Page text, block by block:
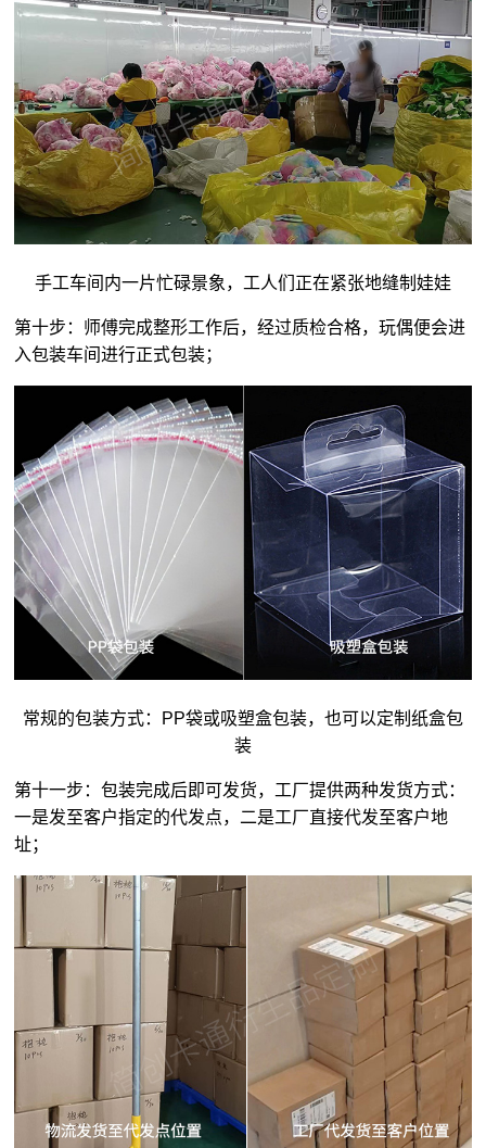
手工车间内一片忙碌景象，工人们正在紧张地缝制娃娃
第十步：师傅完成整形工作后，经过质检合格，玩偶便会进
入包装车间进行正式包装；
常规的包装方式：PP袋或吸塑盒包装，也可以定制纸盒包
装
第十一步：包装完成后即可发货，工厂提供两种发货方式：
一是发至客户指定的代发点，二是工厂直接代发至客户地
址；